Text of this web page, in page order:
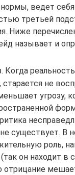
ведет
третьей
Ниже
называет и
Когда
старается не
угрозу,
существует. В
роль,
он находит в
отрицание